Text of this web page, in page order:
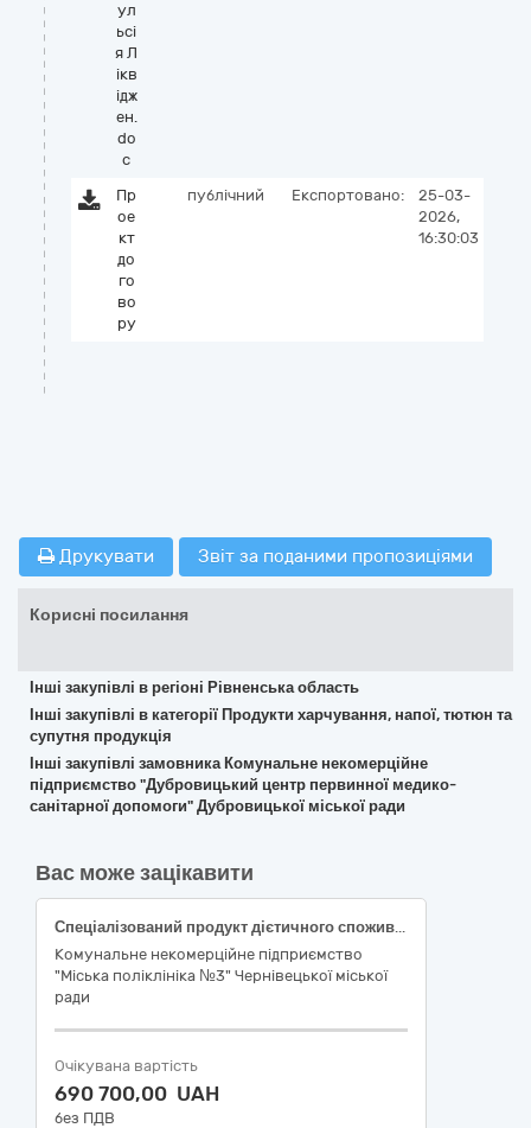
ул
ьсі
я Л
ікв
ідж
ен.
do
c
Пр
ое
кт
до
го
во
ру
публічний Експортовано:
25-03-
2026,
16:30:03
Друкувати Звіт за поданими пропозиціями
Корисні посилання
Інші закупівлі в регіоні Рівненська область
Інші закупівлі в категорії Продукти харчування, напої, тютюн та
супутня продукція
Інші закупівлі замовника Комунальне некомерційне
підприємство "Дубровицький центр первинної медико-
санітарної допомоги" Дубровицької міської ради
Вас може зацікавити
Спеціалізований продукт дієтичного споживання, для людей з фенілкетонурією (ФКУ) та гіперфенілаланінемією (ГФА) віком, з 7-8 років, пігулки (Прекуніл)
Комунальне некомерційне підприємство
"Міська поліклініка №3" Чернівецької міської
ради
Очікувана вартість
690 700,00 UAH
без ПДВ